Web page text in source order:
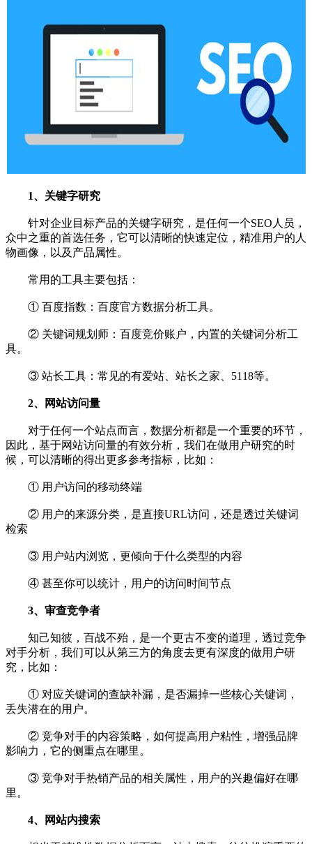
1、关键字研究
针对企业目标产品的关键字研究，是任何一个SEO人员，
众中之重的首选任务，它可以清晰的快速定位，精准用户的人
物画像，以及产品属性。
常用的工具主要包括：
① 百度指数：百度官方数据分析工具。
② 关键词规划师：百度竞价账户，内置的关键词分析工
具。
③ 站长工具：常见的有爱站、站长之家、5118等。
2、网站访问量
对于任何一个站点而言，数据分析都是一个重要的环节，
因此，基于网站访问量的有效分析，我们在做用户研究的时
候，可以清晰的得出更多参考指标，比如：
① 用户访问的移动终端
② 用户的来源分类，是直接URL访问，还是透过关键词
检索
③ 用户站内浏览，更倾向于什么类型的内容
④ 甚至你可以统计，用户的访问时间节点
3、审查竞争者
知己知彼，百战不殆，是一个更古不变的道理，透过竞争
对手分析，我们可以从第三方的角度去更有深度的做用户研
究，比如：
① 对应关键词的查缺补漏，是否漏掉一些核心关键词，
丢失潜在的用户。
② 竞争对手的内容策略，如何提高用户粘性，增强品牌
影响力，它的侧重点在哪里。
③ 竞争对手热销产品的相关属性，用户的兴趣偏好在哪
里。
4、网站内搜索